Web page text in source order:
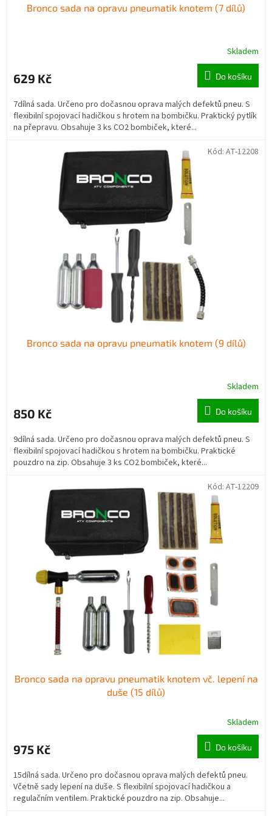
Bronco sada na opravu pneumatik knotem (7 dílů)
Skladem
629 Kč Do košíku
7dílná sada. Určeno pro dočasnou oprava malých defektů pneu. S
flexibilní spojovací hadičkou s hrotem na bombičku. Praktický pytlík
na přepravu. Obsahuje 3 ks CO2 bombiček, které...
Bronco sada na opravu pneumatik knotem (9 dílů)
Skladem
850 Kč Do košíku
9dílná sada. Určeno pro dočasnou oprava malých defektů pneu. S
flexibilní spojovací hadičkou s hrotem na bombičku. Praktické
pouzdro na zip. Obsahuje 3 ks CO2 bombiček, které...
Kód: AT-12208
Bronco sada na opravu pneumatik knotem vč. lepení na
duše (15 dílů)
Skladem
975 Kč Do košíku
15dílná sada. Určeno pro dočasnou oprava malých defektů pneu.
Včetně sady lepení na duše. S flexibilní spojovací hadičkou a
regulačním ventilem. Praktické pouzdro na zip. Obsahuje...
Kód: AT-12209